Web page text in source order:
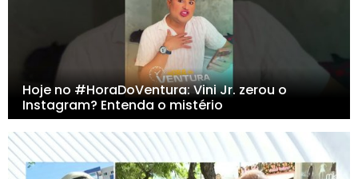
Hoje no #HoraDoVentura: Vini Jr. zerou o
Instagram? Entenda o mistério